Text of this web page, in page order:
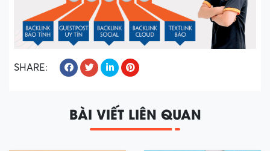
SHARE:
BÀI VIẾT LIÊN QUAN